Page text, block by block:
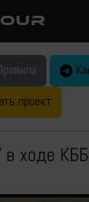
проект
ходе